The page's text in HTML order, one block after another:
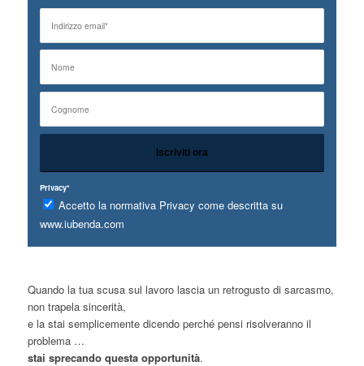
Privacy*
Accetto la normativa Privacy come descritta su
www.iubenda.com
Quando la tua scusa sul lavoro lascia un retrogusto di sarcasmo,
non trapela sincerità,
e la stai semplicemente dicendo perché pensi risolveranno il
problema …
stai sprecando questa opportunità.